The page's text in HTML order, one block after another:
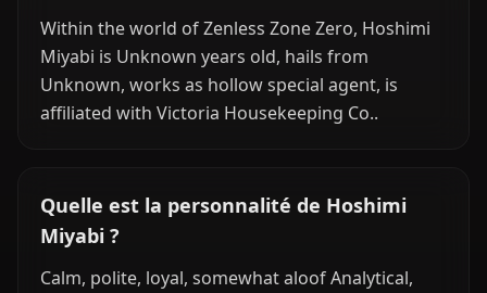
Within the world of Zenless Zone Zero, Hoshimi
Miyabi is Unknown years old, hails from
Unknown, works as hollow special agent, is
affiliated with Victoria Housekeeping Co..
Quelle est la personnalité de Hoshimi
Miyabi ?
Calm, polite, loyal, somewhat aloof Analytical,